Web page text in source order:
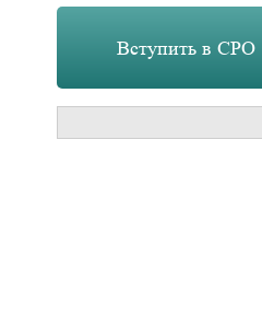
Вступить в СРО